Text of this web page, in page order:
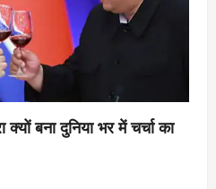
क्यों बना दुनिया भर में चर्चा का